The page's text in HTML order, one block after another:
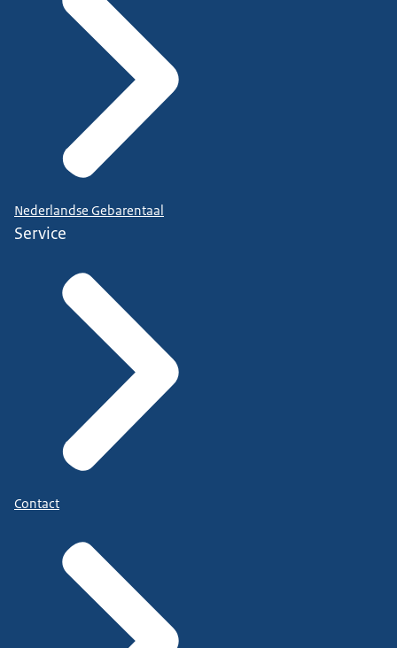
Nederlandse Gebarentaal
Service
Contact